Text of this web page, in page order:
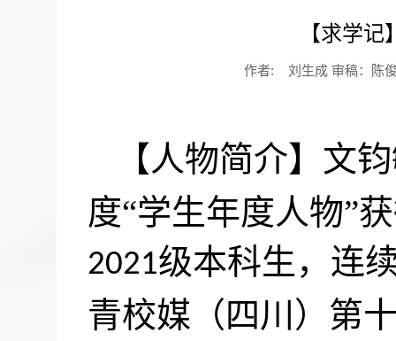
【求学
作者: 刘生成 审稿：陈俊
【人物简介】文
度“学生年度人物”
2021级本科生，连
青校媒（四川）第